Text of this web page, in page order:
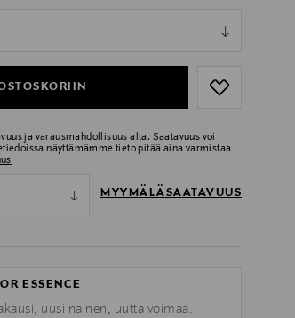
ja varausmahdollisuus alta. Saatavuus voi
näyttämämme tieto pitää aina varmistaa
MYYMÄLÄSAATAVUUS
ESSENCE
uusi nainen, uutta voimaa.